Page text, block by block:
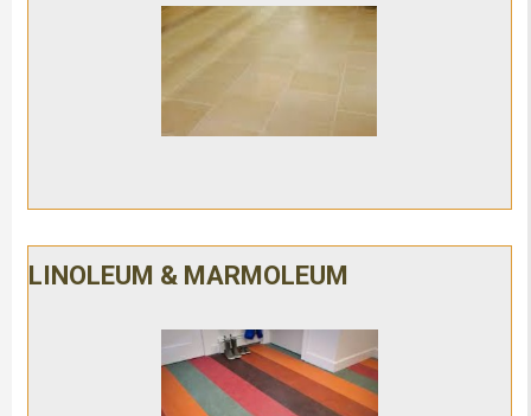
LINOLEUM & MARMOLEUM